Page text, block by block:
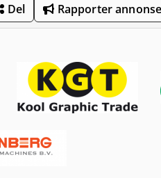
Del Rapporter